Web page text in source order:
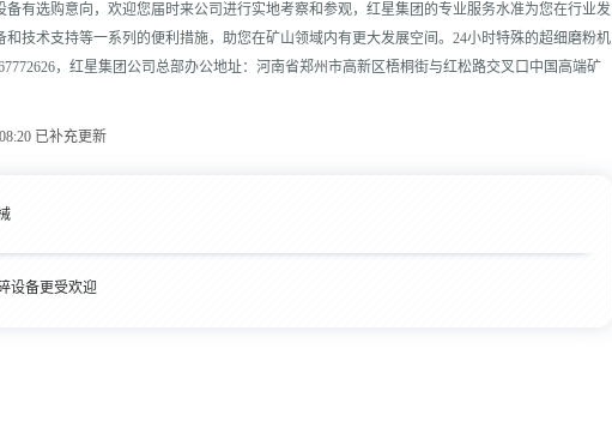
备有选购意向，欢迎您届时来公司进行实地考察和参观，红星集团的专业服务水准为您在行业发
和技术支持等一系列的便利措施，助您在矿山领域内有更大发展空间。24小时特殊的超细磨粉机
，红星集团公司总部办公地址：河南省郑州市高新区梧桐街与红松路交叉口中国高端矿
已补充更新
设备更受欢迎